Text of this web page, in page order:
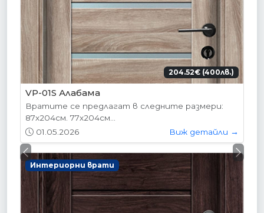
204.52€ (400лв.)
VP-01S Алабама
Вратите се предлагат в следните размери:
87х204см. 77х204см...
01.05.2026
Виж детайли →
Интериорни врати
Previous Next